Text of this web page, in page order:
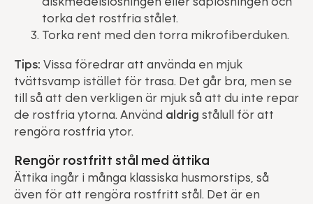
torka det rostfria stålet.
Torka rent med den torra mikrofiberduken.
Tips: Vissa föredrar att använda en mjuk
tvättsvamp istället för trasa. Det går bra, men se
till så att den verkligen är mjuk så att du inte repar
de rostfria ytorna. Använd aldrig stålull för att
rengöra rostfria ytor.
Rengör rostfritt stål med ättika
Ättika ingår i många klassiska husmorstips, så
även för att rengöra rostfritt stål. Det är en